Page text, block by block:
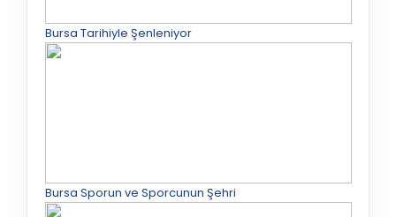
Bursa Tarihiyle Şenleniyor
Bursa Sporun ve Sporcunun Şehri